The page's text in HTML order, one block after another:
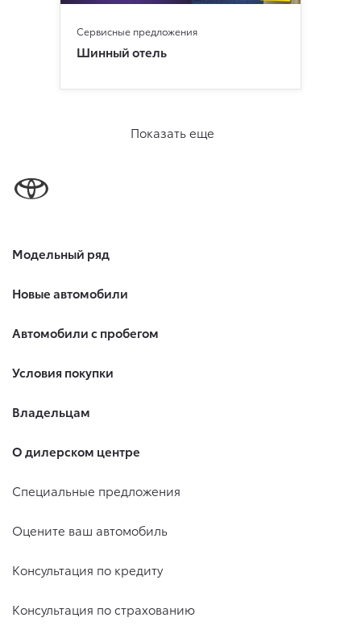
Сервисные предложения
Шинный отель
Показать еще
Модельный ряд
Новые автомобили
Автомобили с пробегом
Условия покупки
Владельцам
О дилерском центре
Специальные предложения
Оцените ваш автомобиль
Консультация по кредиту
Консультация по страхованию